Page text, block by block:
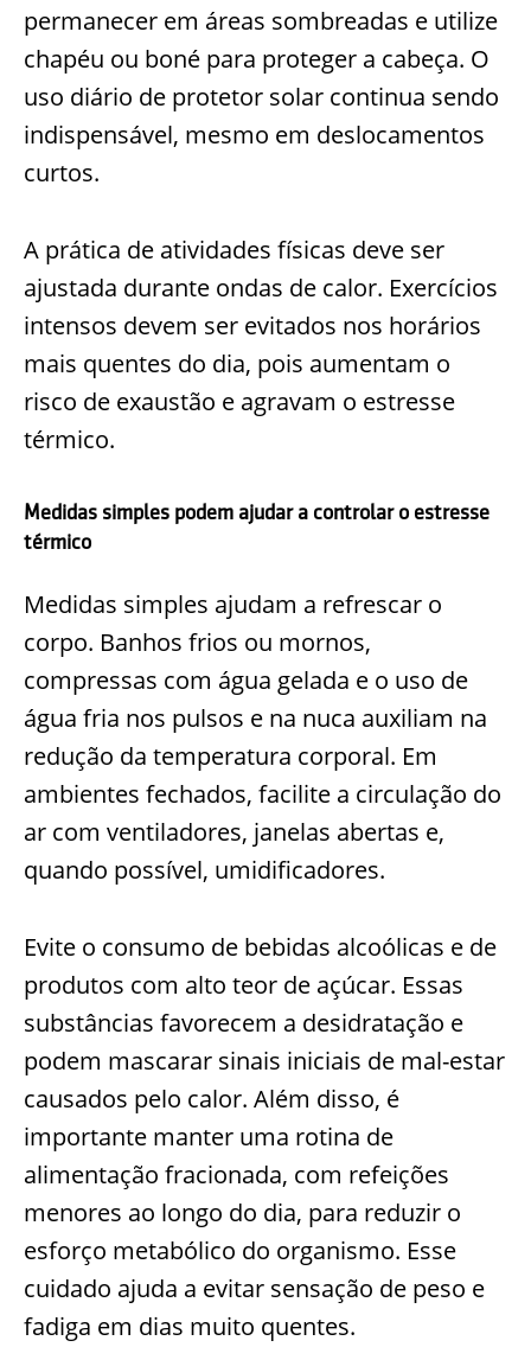
permanecer em áreas sombreadas e utilize
chapéu ou boné para proteger a cabeça. O
uso diário de protetor solar continua sendo
indispensável, mesmo em deslocamentos
curtos.
A prática de atividades físicas deve ser
ajustada durante ondas de calor. Exercícios
intensos devem ser evitados nos horários
mais quentes do dia, pois aumentam o
risco de exaustão e agravam o estresse
térmico.
Medidas simples podem ajudar a controlar o estresse
térmico
Medidas simples ajudam a refrescar o
corpo. Banhos frios ou mornos,
compressas com água gelada e o uso de
água fria nos pulsos e na nuca auxiliam na
redução da temperatura corporal. Em
ambientes fechados, facilite a circulação do
ar com ventiladores, janelas abertas e,
quando possível, umidificadores.
Evite o consumo de bebidas alcoólicas e de
produtos com alto teor de açúcar. Essas
substâncias favorecem a desidratação e
podem mascarar sinais iniciais de mal-estar
causados pelo calor. Além disso, é
importante manter uma rotina de
alimentação fracionada, com refeições
menores ao longo do dia, para reduzir o
esforço metabólico do organismo. Esse
cuidado ajuda a evitar sensação de peso e
fadiga em dias muito quentes.